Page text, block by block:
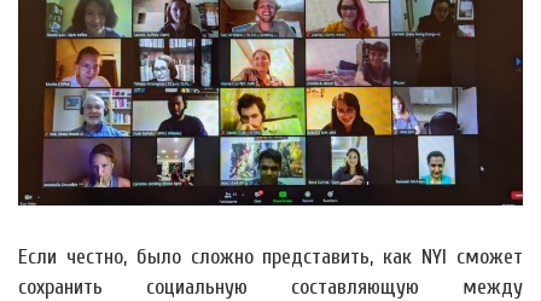
Если честно, было сложно представить, как NYI сможет
сохранить социальную составляющую между